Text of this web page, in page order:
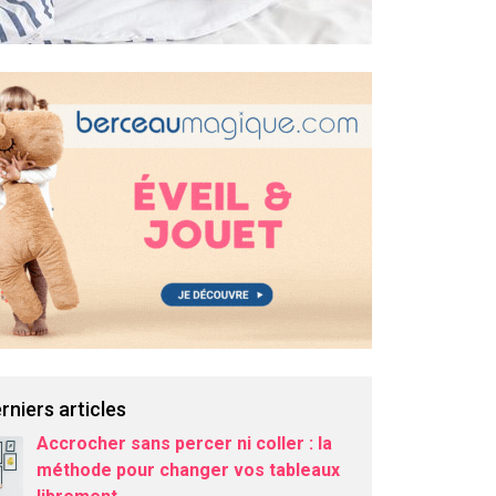
articles
Accrocher sans percer ni coller : la
méthode pour changer vos tableaux